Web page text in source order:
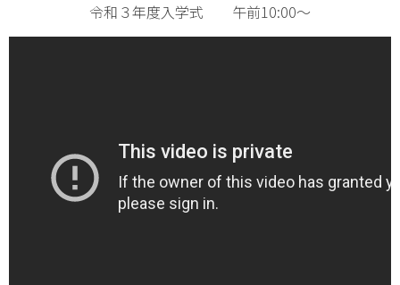
令和３年度入学式 午前10:00～